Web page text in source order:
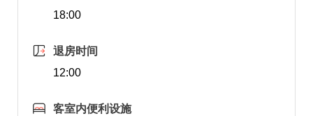
18:00
退房时间
12:00
客室内便利设施